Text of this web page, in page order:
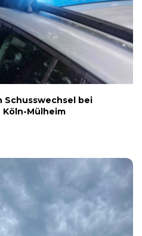
Schusswechsel bei
Mülheim